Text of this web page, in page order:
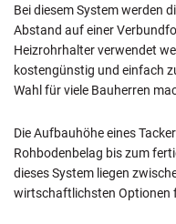
Bei diesem System werden
Abstand auf einer
Heizrohrhalter verwendet
kostengünstig und einfach
Wahl für viele Bauherren
Die Aufbauhöhe eines
Rohbodenbelag bis zum
dieses System liegen
wirtschaftlichsten Optionen